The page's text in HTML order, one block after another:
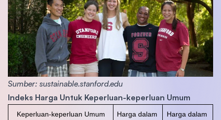
Sumber: sustainable.stanford.edu
Indeks Harga Untuk Keperluan-keperluan Umum
Keperluan-keperluan Umum
Harga dalam
Harga dalam